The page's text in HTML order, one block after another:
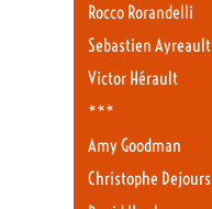
Rocco Rorandelli
Sebastien Ayreault
Victor Hérault
***
Amy Goodman
Christophe Dejours